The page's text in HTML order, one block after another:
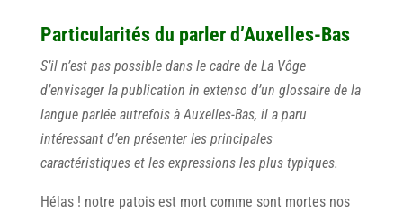
Particularités du parler d’Auxelles-Bas
S’il n’est pas possible dans le cadre de La Vôge
d’envisager la publication in extenso d’un glossaire de la
langue parlée autrefois à Auxelles-Bas, il a paru
intéressant d’en présenter les principales
caractéristiques et les expressions les plus typiques.
Hélas ! notre patois est mort comme sont mortes nos